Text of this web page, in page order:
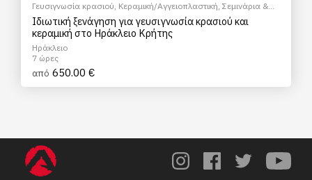
Γευσιγνωσία κρασιού, Κεραμική/Αγγειοπλαστική, Σεμινάρια &
Μαθήματα
Ιδιωτική ξενάγηση για γευσιγνωσία κρασιού και
κεραμική στο Ηράκλειο Κρήτης
Ηράκλειο
7 ώρες
από 650.00 €